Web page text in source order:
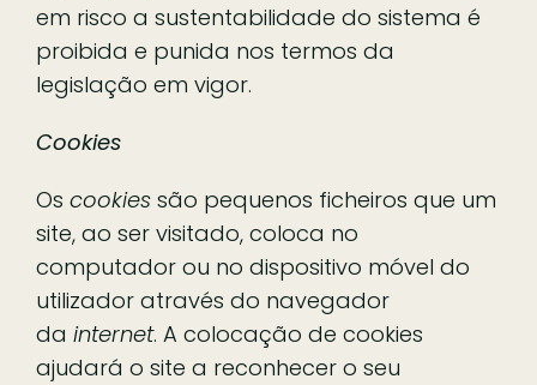
em risco a sustentabilidade do sistema é
proibida e punida nos termos da
legislação em vigor.
Cookies
Os cookies são pequenos ficheiros que um
site, ao ser visitado, coloca no
computador ou no dispositivo móvel do
utilizador através do navegador
da internet. A colocação de cookies
ajudará o site a reconhecer o seu